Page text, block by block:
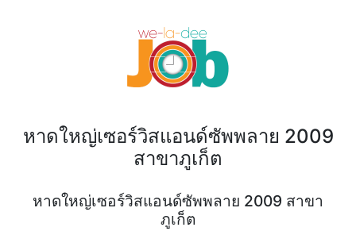
หาดใหญ่เซอร์วิสแอนด์ซัพพลาย 2009
สาขาภูเก็ต
หาดใหญ่เซอร์วิสแอนด์ซัพพลาย 2009 สาขา
ภูเก็ต